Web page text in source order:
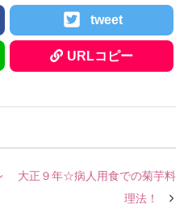
tweet
URLコピー
大正９年☆病人用食での菊芋料
理法！